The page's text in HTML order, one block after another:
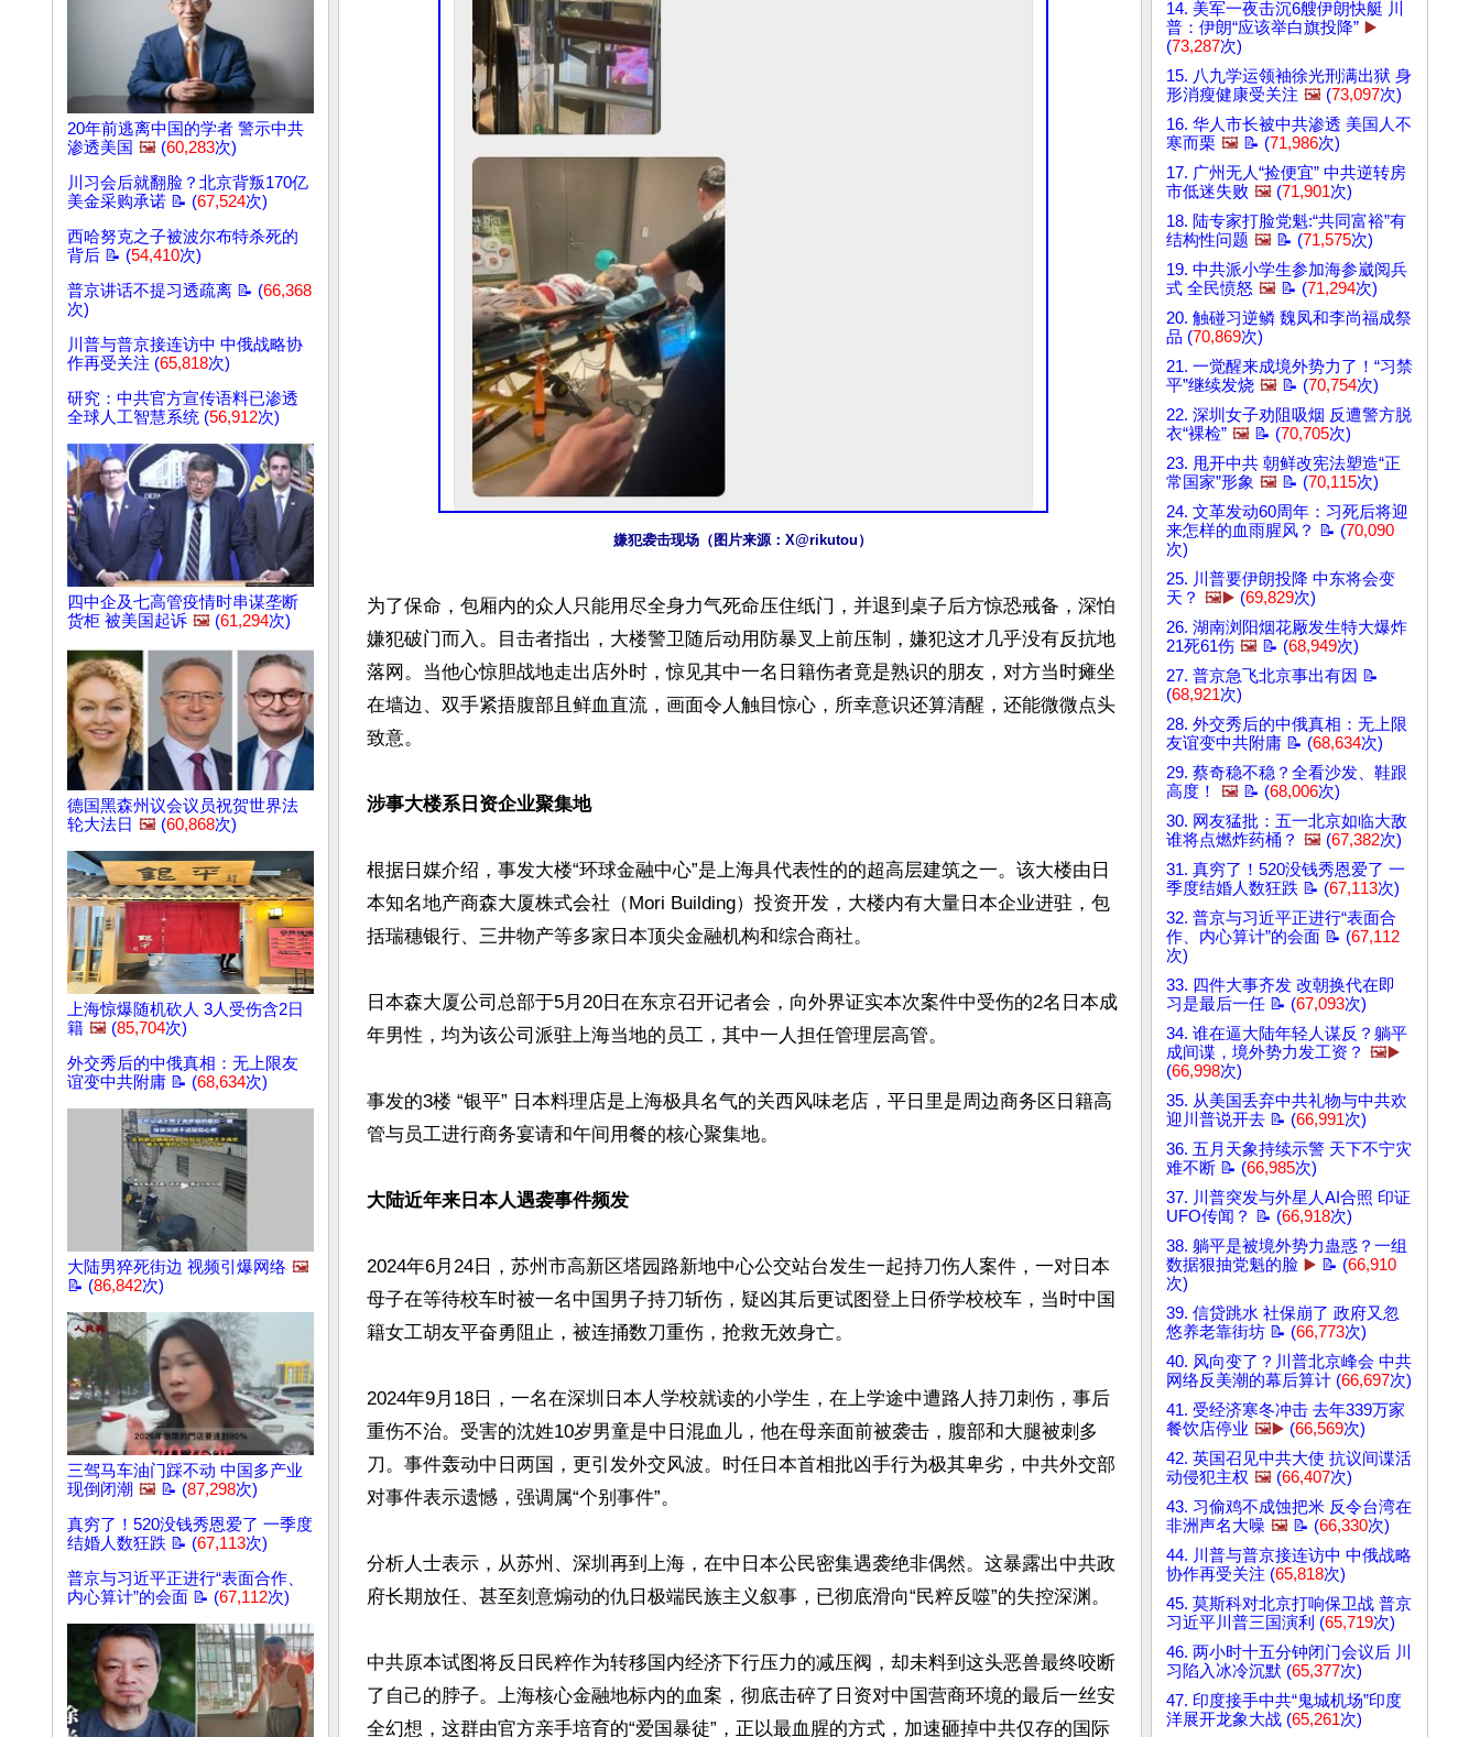
20年前逃离中国的学者 警示中共
渗透美国 🖼️ (60,283次)
川习会后就翻脸？北京背叛170亿
美金采购承诺 📝 (67,524次)
西哈努克之子被波尔布特杀死的
背后 📝 (54,410次)
普京讲话不提习透疏离 📝 (66,368
次)
川普与普京接连访中 中俄战略协
作再受关注 (65,818次)
研究：中共官方宣传语料已渗透
全球人工智慧系统 (56,912次)
四中企及七高管疫情时串谋垄断
货柜 被美国起诉 🖼️ (61,294次)
德国黑森州议会议员祝贺世界法
轮大法日 🖼️ (60,868次)
上海惊爆随机砍人 3人受伤含2日
籍 🖼️ (85,704次)
外交秀后的中俄真相：无上限友
谊变中共附庸 📝 (68,634次)
大陆男猝死街边 视频引爆网络 🖼️
📝 (86,842次)
三驾马车油门踩不动 中国多产业
现倒闭潮 🖼️ 📝 (87,298次)
真穷了！520没钱秀恩爱了 一季度
结婚人数狂跌 📝 (67,113次)
普京与习近平正进行“表面合作、
内心算计”的会面 📝 (67,112次)
嫌犯袭击现场（图片来源：X@rikutou）
为了保命，包厢内的众人只能用尽全身力气死命压住纸门，并退到桌子后方惊恐戒备，深怕
嫌犯破门而入。目击者指出，大楼警卫随后动用防暴叉上前压制，嫌犯这才几乎没有反抗地
落网。当他心惊胆战地走出店外时，惊见其中一名日籍伤者竟是熟识的朋友，对方当时瘫坐
在墙边、双手紧捂腹部且鲜血直流，画面令人触目惊心，所幸意识还算清醒，还能微微点头
致意。
涉事大楼系日资企业聚集地
根据日媒介绍，事发大楼“环球金融中心”是上海具代表性的的超高层建筑之一。该大楼由日
本知名地产商森大厦株式会社（Mori Building）投资开发，大楼内有大量日本企业进驻，包
括瑞穗银行、三井物产等多家日本顶尖金融机构和综合商社。
日本森大厦公司总部于5月20日在东京召开记者会，向外界证实本次案件中受伤的2名日本成
年男性，均为该公司派驻上海当地的员工，其中一人担任管理层高管。
事发的3楼 “银平” 日本料理店是上海极具名气的关西风味老店，平日里是周边商务区日籍高
管与员工进行商务宴请和午间用餐的核心聚集地。
大陆近年来日本人遇袭事件频发
2024年6月24日，苏州市高新区塔园路新地中心公交站台发生一起持刀伤人案件，一对日本
母子在等待校车时被一名中国男子持刀斩伤，疑凶其后更试图登上日侨学校校车，当时中国
籍女工胡友平奋勇阻止，被连捅数刀重伤，抢救无效身亡。
2024年9月18日，一名在深圳日本人学校就读的小学生，在上学途中遭路人持刀刺伤，事后
重伤不治。受害的沈姓10岁男童是中日混血儿，他在母亲面前被袭击，腹部和大腿被刺多
刀。事件轰动中日两国，更引发外交风波。时任日本首相批凶手行为极其卑劣，中共外交部
对事件表示遗憾，强调属“个别事件”。
分析人士表示，从苏州、深圳再到上海，在中日本公民密集遇袭绝非偶然。这暴露出中共政
府长期放任、甚至刻意煽动的仇日极端民族主义叙事，已彻底滑向“民粹反噬”的失控深渊。
中共原本试图将反日民粹作为转移国内经济下行压力的减压阀，却未料到这头恶兽最终咬断
了自己的脖子。上海核心金融地标内的血案，彻底击碎了日资对中国营商环境的最后一丝安
全幻想，这群由官方亲手培育的“爱国暴徒”，正以最血腥的方式，加速砸掉中共仅存的国际
14. 美军一夜击沉6艘伊朗快艇 川
普：伊朗“应该举白旗投降” ▶️
(73,287次)
15. 八九学运领袖徐光刑满出狱 身
形消瘦健康受关注 🖼️ (73,097次)
16. 华人市长被中共渗透 美国人不
寒而栗 🖼️ 📝 (71,986次)
17. 广州无人“捡便宜” 中共逆转房
市低迷失败 🖼️ (71,901次)
18. 陆专家打脸党魁:“共同富裕”有
结构性问题 🖼️ 📝 (71,575次)
19. 中共派小学生参加海参崴阅兵
式 全民愤怒 🖼️ 📝 (71,294次)
20. 触碰习逆鳞 魏凤和李尚福成祭
品 (70,869次)
21. 一觉醒来成境外势力了！“习禁
平”继续发烧 🖼️ 📝 (70,754次)
22. 深圳女子劝阻吸烟 反遭警方脱
衣“裸检” 🖼️ 📝 (70,705次)
23. 甩开中共 朝鲜改宪法塑造“正
常国家”形象 🖼️ 📝 (70,115次)
24. 文革发动60周年：习死后将迎
来怎样的血雨腥风？ 📝 (70,090
次)
25. 川普要伊朗投降 中东将会变
天？ 🖼️▶️ (69,829次)
26. 湖南浏阳烟花厰发生特大爆炸
21死61伤 🖼️ 📝 (68,949次)
27. 普京急飞北京事出有因 📝
(68,921次)
28. 外交秀后的中俄真相：无上限
友谊变中共附庸 📝 (68,634次)
29. 蔡奇稳不稳？全看沙发、鞋跟
高度！
🖼️ 📝 (68,006次)
30. 网友猛批：五一北京如临大敌
谁将点燃炸药桶？ 🖼️ (67,382次)
31. 真穷了！520没钱秀恩爱了 一
季度结婚人数狂跌 📝 (67,113次)
32. 普京与习近平正进行“表面合
作、内心算计”的会面 📝 (67,112
次)
33. 四件大事齐发 改朝换代在即
习是最后一任 📝 (67,093次)
34. 谁在逼大陆年轻人谋反？躺平
成间谍，境外势力发工资？ 🖼️▶️
(66,998次)
35. 从美国丢弃中共礼物与中共欢
迎川普说开去 📝 (66,991次)
36. 五月天象持续示警 天下不宁灾
难不断 📝 (66,985次)
37. 川普突发与外星人AI合照 印证
UFO传闻？ 📝 (66,918次)
38. 躺平是被境外势力蛊惑？一组
数据狠抽党魁的脸 ▶️ 📝 (66,910
次)
39. 信贷跳水 社保崩了 政府又忽
悠养老靠街坊 📝 (66,773次)
40. 风向变了？川普北京峰会 中共
网络反美潮的幕后算计 (66,697次)
41. 受经济寒冬冲击 去年339万家
餐饮店停业 🖼️▶️ (66,569次)
42. 英国召见中共大使 抗议间谍活
动侵犯主权 🖼️ (66,407次)
43. 习偷鸡不成蚀把米 反令台湾在
非洲声名大噪 🖼️ 📝 (66,330次)
44. 川普与普京接连访中 中俄战略
协作再受关注 (65,818次)
45. 莫斯科对北京打响保卫战 普京
习近平川普三国演利 (65,719次)
46. 两小时十五分钟闭门会议后 川
习陷入冰冷沉默 (65,377次)
47. 印度接手中共“鬼城机场”印度
洋展开龙象大战 (65,261次)